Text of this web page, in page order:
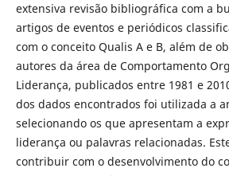
extensiva revisão bibliográfica com a
artigos de eventos e periódicos
com o conceito Qualis A e B, além de
autores da área de Comportamento
Liderança, publicados entre 1981 e
dos dados encontrados foi utilizada a
selecionando os que apresentam a
liderança ou palavras relacionadas.
contribuir com o desenvolvimento do